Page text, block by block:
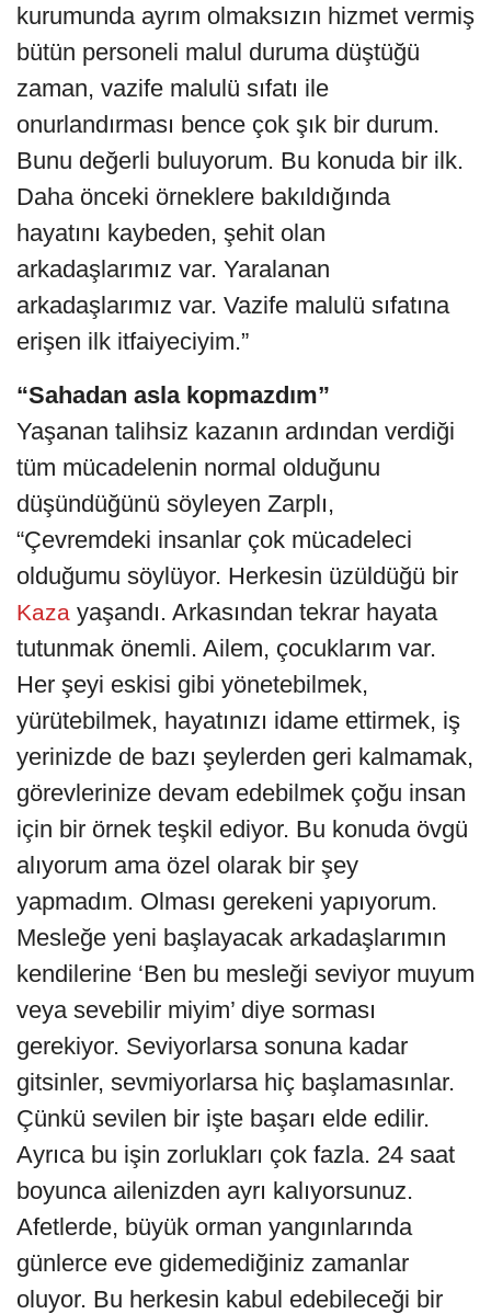
kurumunda ayrım olmaksızın hizmet vermiş
bütün personeli malul duruma düştüğü
zaman, vazife malulü sıfatı ile
onurlandırması bence çok şık bir durum.
Bunu değerli buluyorum. Bu konuda bir ilk.
Daha önceki örneklere bakıldığında
hayatını kaybeden, şehit olan
arkadaşlarımız var. Yaralanan
arkadaşlarımız var. Vazife malulü sıfatına
erişen ilk itfaiyeciyim.”
“Sahadan asla kopmazdım”
Yaşanan talihsiz kazanın ardından verdiği
tüm mücadelenin normal olduğunu
düşündüğünü söyleyen Zarplı,
“Çevremdeki insanlar çok mücadeleci
olduğumu söylüyor. Herkesin üzüldüğü bir
Kaza yaşandı. Arkasından tekrar hayata
tutunmak önemli. Ailem, çocuklarım var.
Her şeyi eskisi gibi yönetebilmek,
yürütebilmek, hayatınızı idame ettirmek, iş
yerinizde de bazı şeylerden geri kalmamak,
görevlerinize devam edebilmek çoğu insan
için bir örnek teşkil ediyor. Bu konuda övgü
alıyorum ama özel olarak bir şey
yapmadım. Olması gerekeni yapıyorum.
Mesleğe yeni başlayacak arkadaşlarımın
kendilerine ‘Ben bu mesleği seviyor muyum
veya sevebilir miyim’ diye sorması
gerekiyor. Seviyorlarsa sonuna kadar
gitsinler, sevmiyorlarsa hiç başlamasınlar.
Çünkü sevilen bir işte başarı elde edilir.
Ayrıca bu işin zorlukları çok fazla. 24 saat
boyunca ailenizden ayrı kalıyorsunuz.
Afetlerde, büyük orman yangınlarında
günlerce eve gidemediğiniz zamanlar
oluyor. Bu herkesin kabul edebileceği bir